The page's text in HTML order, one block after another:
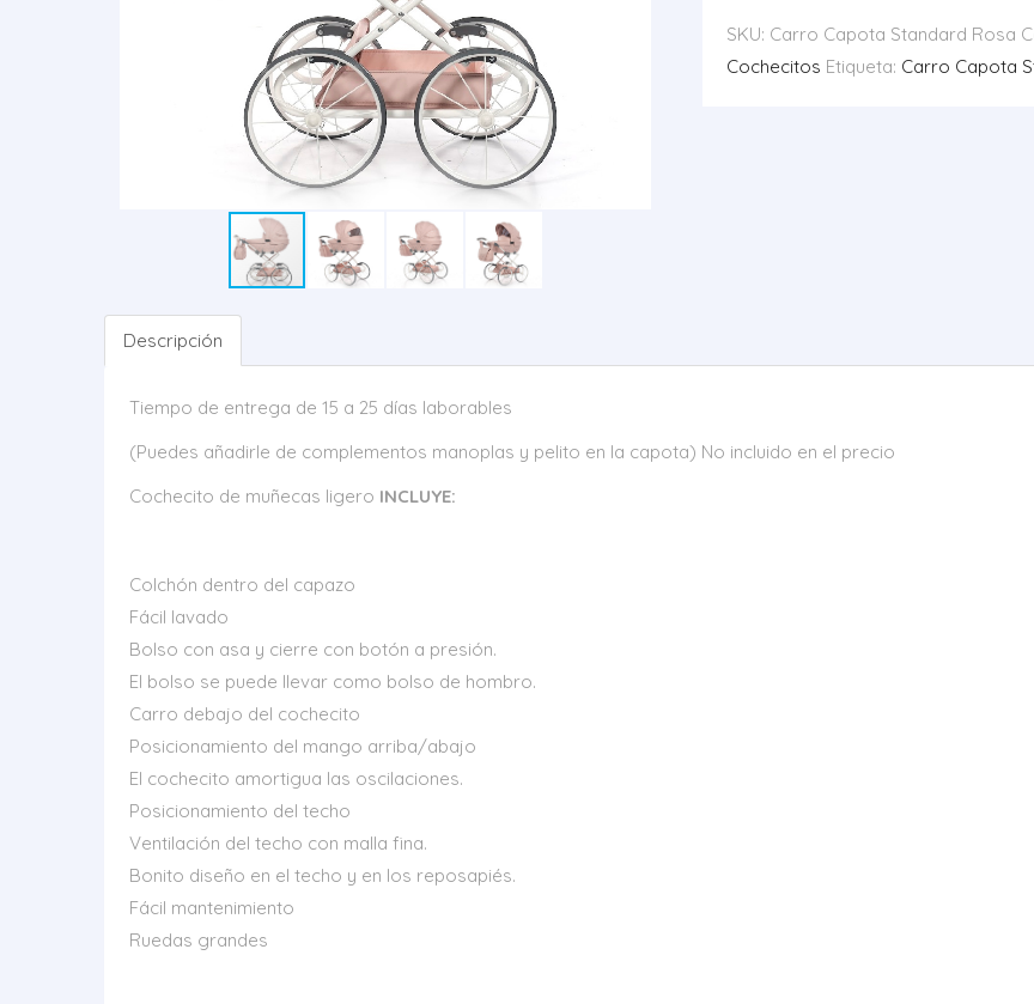
SKU: Carro Capota Standard Rosa
Cochecitos Etiqueta: Carro Capota
Descripción
Tiempo de entrega de 15 a 25 días laborables
(Puedes añadirle de complementos manoplas y pelito en la capota) No incluido en el precio
Cochecito de muñecas ligero INCLUYE:
Colchón dentro del capazo
Fácil lavado
Bolso con asa y cierre con botón a presión.
El bolso se puede llevar como bolso de hombro.
Carro debajo del cochecito
Posicionamiento del mango arriba/abajo
El cochecito amortigua las oscilaciones.
Posicionamiento del techo
Ventilación del techo con malla fina.
Bonito diseño en el techo y en los reposapiés.
Fácil mantenimiento
Ruedas grandes